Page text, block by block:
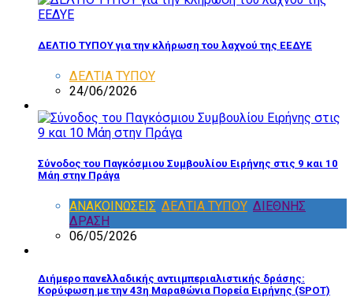
ΔΕΛΤΙΟ ΤΥΠΟΥ για την κλήρωση του λαχνού της ΕΕΔΥΕ
ΔΕΛΤΙΑ ΤΥΠΟΥ
24/06/2026
Σύνοδος του Παγκόσμιου Συμβουλίου Ειρήνης στις 9 και 10
Μάη στην Πράγα
ΑΝΑΚΟΙΝΩΣΕΙΣ ΔΕΛΤΙΑ ΤΥΠΟΥ ΔΙΕΘΝΗΣ
ΔΡΑΣΗ
06/05/2026
Διήμερο πανελλαδικής αντιιμπεριαλιστικής δράσης:
Κορύφωση με την 43η Μαραθώνια Πορεία Ειρήνης (SPOT)